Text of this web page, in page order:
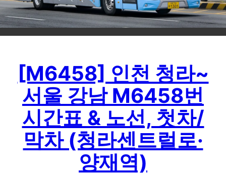
[M6458] 인천 청라~
서울 강남 M6458번
시간표 & 노선, 첫차/
막차 (청라센트럴로·
양재역)